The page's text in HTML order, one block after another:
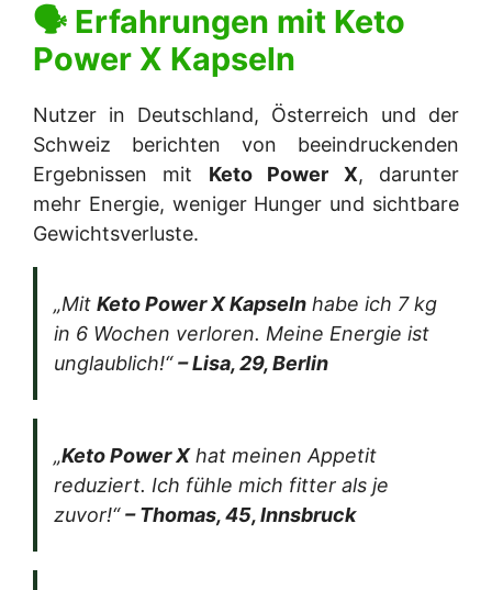
🗣 Erfahrungen mit Keto
Power X Kapseln
Nutzer in Deutschland, Österreich und der
Schweiz berichten von beeindruckenden
Ergebnissen mit Keto Power X, darunter
mehr Energie, weniger Hunger und sichtbare
Gewichtsverluste.
„Mit Keto Power X Kapseln habe ich 7 kg
in 6 Wochen verloren. Meine Energie ist
unglaublich!“– Lisa, 29, Berlin
„Keto Power Xhat meinen Appetit
reduziert. Ich fühle mich fitter als je
zuvor!“– Thomas, 45, Innsbruck